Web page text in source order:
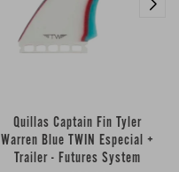
Quillas Captain Fin Tyler
Warren Blue TWIN Especial +
Trailer - Futures System